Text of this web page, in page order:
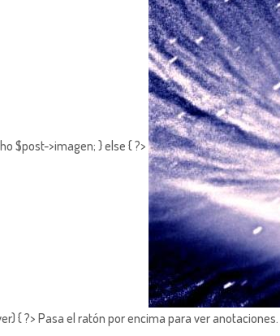
$post->imagen; } else { ?>
{ ?> Pasa el ratón por encima para ver anotaciones.